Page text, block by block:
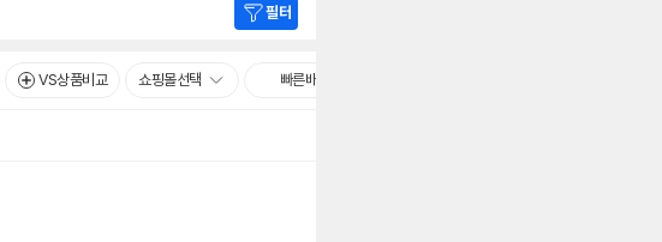
필터
VS상품비교 쇼핑몰선택 빠른배송